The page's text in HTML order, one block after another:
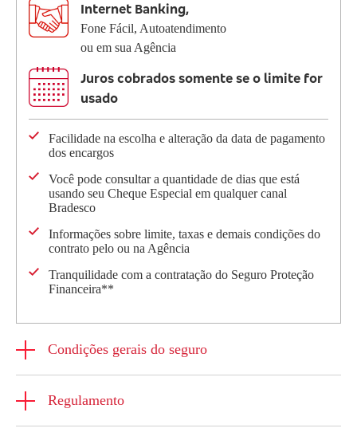
Internet Banking,
Fone Fácil, Autoatendimento
ou em sua Agência
Juros cobrados somente se o limite for
usado
Facilidade na escolha e alteração da data de pagamento
dos encargos
Você pode consultar a quantidade de dias que está
usando seu Cheque Especial em qualquer canal
Bradesco
Informações sobre limite, taxas e demais condições do
contrato pelo ou na Agência
Tranquilidade com a contratação do Seguro Proteção
Financeira**
Condições gerais do seguro
Regulamento